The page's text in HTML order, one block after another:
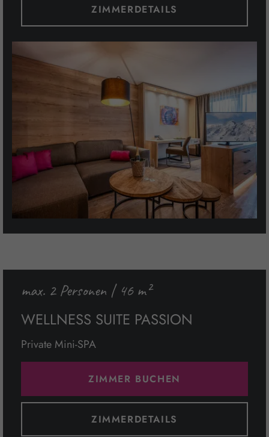
ZIMMERDETAILS
max. 2 Personen | 46 m²
WELLNESS SUITE PASSION
Private Mini-SPA
ZIMMER BUCHEN
ZIMMERDETAILS